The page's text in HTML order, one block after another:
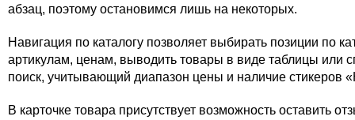
абзац, поэтому остановимся лишь на некоторых.
Навигация по каталогу позволяет выбирать позиции по
артикулам, ценам, выводить товары в виде таблицы или
поиск, учитывающий диапазон цены и наличие стикеров
В карточке товара присутствует возможность оставить